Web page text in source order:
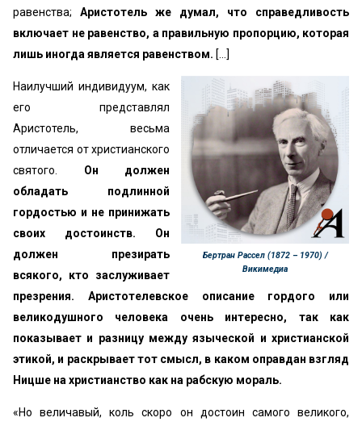
равенства; Аристотель же думал, что справедливость
включает не равенство, а правильную пропорцию, которая
лишь иногда является равенством. [...]
Бертран Рассел (1872 – 1970) /
Викимедиа
Наилучший индивидуум, как
его представлял
Аристотель, весьма
отличается от христианского
святого. Он должен
обладать подлинной
гордостью и не принижать
своих достоинств. Он
должен презирать
всякого, кто заслуживает
презрения. Аристотелевское описание гордого или
великодушного человека очень интересно, так как
показывает и разницу между языческой и христианской
этикой, и раскрывает тот смысл, в каком оправдан взгляд
Ницше на христианство как на рабскую мораль.
«Но величавый, коль скоро он достоин самого великого,